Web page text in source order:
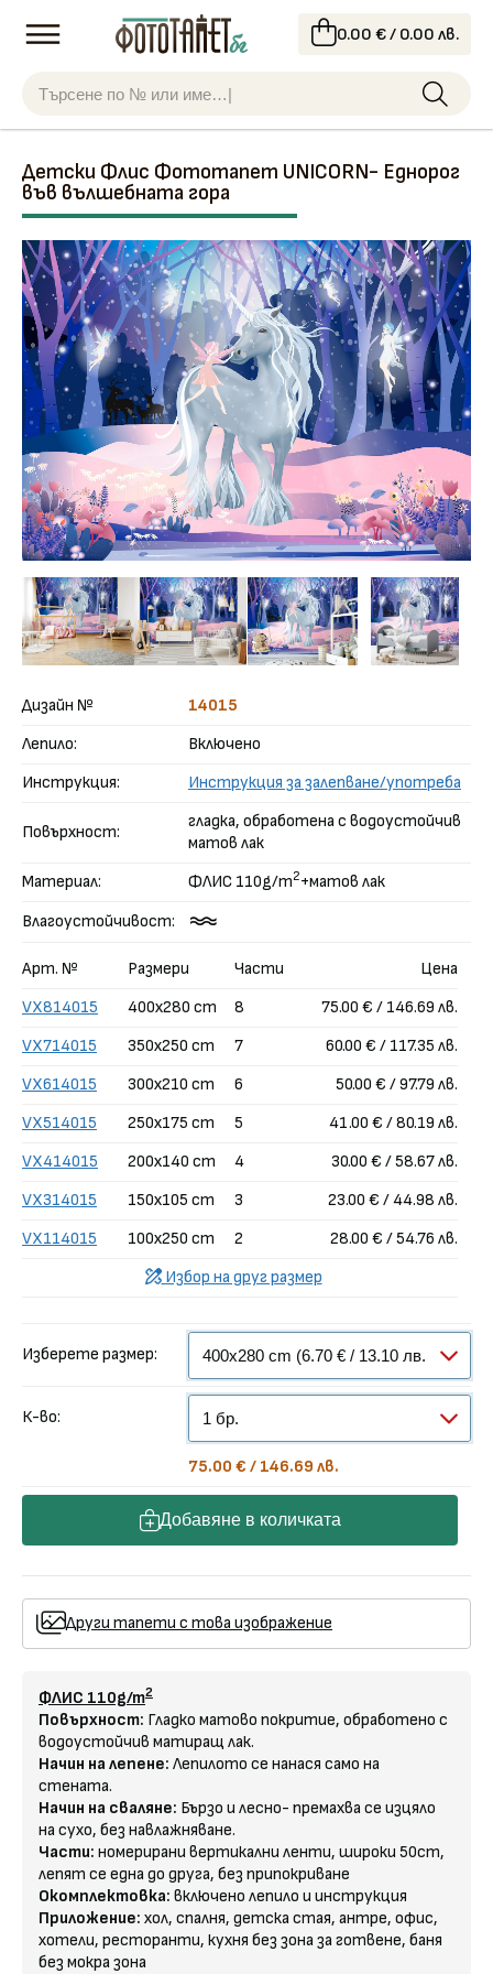
0.00 € / 0.00 лв.
Детски Флис Фототапет UNICORN- Еднорог
във вълшебната гора
Дизайн №
14015
Лепило:
Включено
Инструкция:
Инструкция за залепване/употреба
Повърхност:
гладка, обработена с водоустойчив
матов лак
Материал:
ФЛИС 110g/m2+матов лак
Влагоустойчивост:
Арт. № Размери Части
Цена
VX814015
400x280 cm 8
75.00 € / 146.69 лв.
VX714015
350x250 cm 7
60.00 € / 117.35 лв.
VX614015
300x210 cm 6
50.00 € / 97.79 лв.
VX514015
250x175 cm 5
41.00 € / 80.19 лв.
VX414015
200x140 cm 4
30.00 € / 58.67 лв.
VX314015
150x105 cm 3
23.00 € / 44.98 лв.
VX114015
100x250 cm 2
28.00 € / 54.76 лв.
Избор на друг размер
Изберете размер:
К-во:
75.00 € / 146.69 лв.
Добавяне в количката
Други тапети с това изображение
ФЛИС 110g/m2
Повърхност: Гладко матово покритие, обработено с
водоустойчив матиращ лак.
Начин на лепене: Лепилото се нанася само на
стената.
Начин на сваляне: Бързо и лесно- премахва се изцяло
на сухо, без навлажняване.
Части: номерирани вертикални ленти, широки 50cm,
лепят се една до друга, без припокриване
Окомплектовка: включено лепило и инструкция
Приложение: хол, спалня, детска стая, антре, офис,
хотели, ресторанти, кухня без зона за готвене, баня
без мокра зона